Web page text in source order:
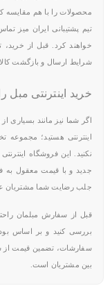
محصولات را با هم مقایسه
تیم پشتیبانی ایران میز
خواهند کرد. قبل از
شرایط ارسال و بازگشت
خرید اینترنتی مبل
اگر شما نیز مانند بسیاری
اینترنتی هستید؛
نکنید. این فروشگاه
جدید و با قیمت معقول
جلب رضایت شما مشتریان
قبل از سفارش مبلمان
بررسی کنید و بر اساس
سفارشات، تضمین قیمت
بین مشتریان است.